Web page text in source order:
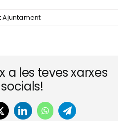
Ajuntament
a les teves xarxes
socials!
LinkedInWhatsAppTelegram